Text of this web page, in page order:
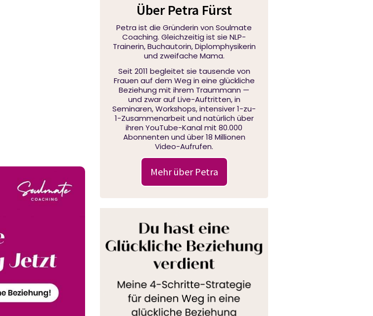
Über Petra Fürst
Petra ist die Gründerin von Soulmate
Coaching. Gleichzeitig ist sie NLP-
Trainerin, Buchautorin, Diplomphysikerin
und zweifache Mama.
Seit 2011 begleitet sie tausende von
Frauen auf dem Weg in eine glückliche
Beziehung mit ihrem Traummann —
und zwar auf Live-Auftritten, in
Seminaren, Workshops, intensiver 1-zu-
1-Zusammenarbeit und natürlich über
ihren YouTube-Kanal mit 80.000
Abonnenten und über 18 Millionen
Video-Aufrufen.
Mehr über Petra